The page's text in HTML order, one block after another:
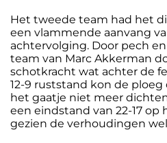
Het tweede team had het
een vlammende aanvang
achtervolging. Door pech
team van Marc Akkerman
schotkracht wat achter de
12-9 ruststand kon de
het gaatje niet meer
een eindstand van 22-17 op
gezien de verhoudingen